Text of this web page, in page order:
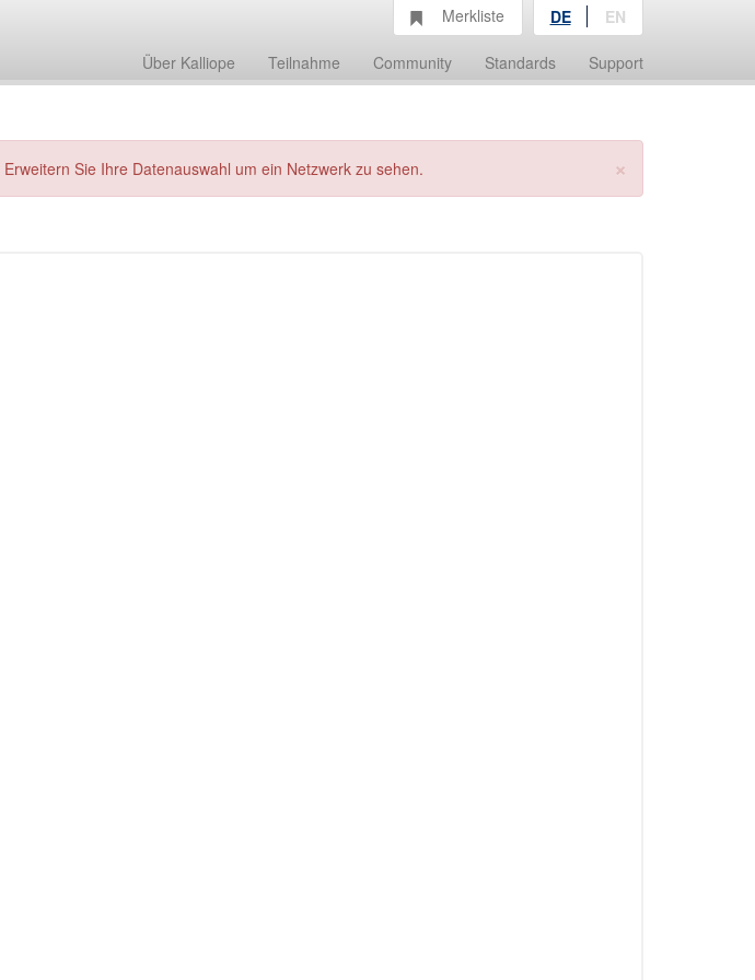
Über Kalliope Teilnahme Community Standards Support
Merkliste DE EN
×
Erweitern Sie Ihre Datenauswahl um ein Netzwerk zu sehen.